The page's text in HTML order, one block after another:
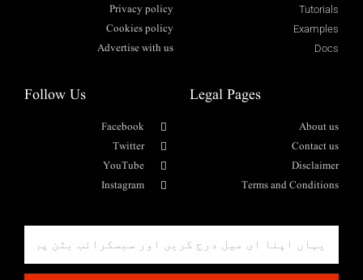
Tutorials
Examples
Docs
Privacy policy
Cookies policy
Advertise with us
Legal Pages
About us
Contact us
Disclaimer
Terms and Conditions
Follow Us
Facebook
Twitter
YouTube
Instagram